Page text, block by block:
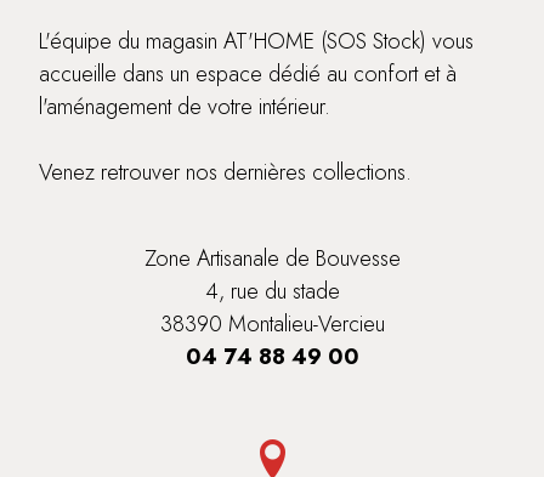
L'équipe du magasin AT'HOME (SOS Stock) vous
accueille dans un espace dédié au confort et à
l'aménagement de votre intérieur.
Venez retrouver nos dernières collections.
Zone Artisanale de Bouvesse
4, rue du stade
38390 Montalieu-Vercieu
04 74 88 49 00